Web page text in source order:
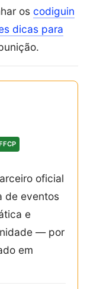
os codiguin
dicas para
oficial
de eventos
e
— por
em